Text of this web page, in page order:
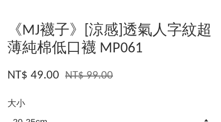
《MJ襪子》[涼感]透氣人字紋超
薄純棉低口襪 MP061
NT$ 49.00 NT$ 99.00
大小